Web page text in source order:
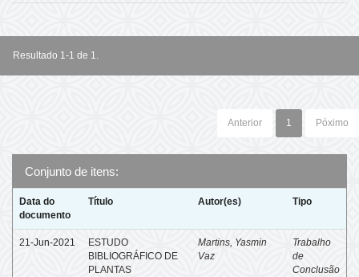
Resultado 1-1 de 1.
Anterior 1 Póximo
Conjunto de itens:
Data do
documento
Título Autor(es) Tipo
21-Jun-2021
ESTUDO
BIBLIOGRÁFICO DE
PLANTAS
Martins, Yasmin
Vaz
Trabalho
de
Conclusão